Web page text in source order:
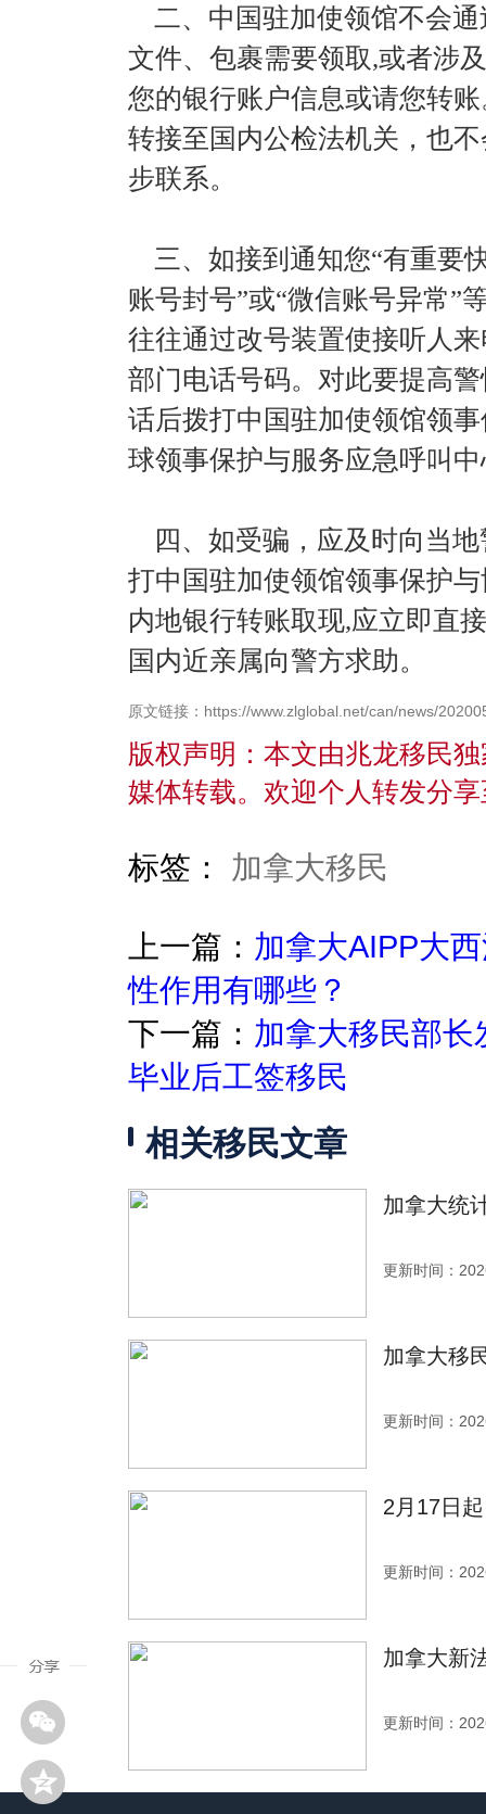
二、中国驻加使领馆不会
文件、包裹需要领取,或者涉
您的银行账户信息或请您转
转接至国内公检法机关，也
步联系。
三、如接到通知您“有重要
账号封号”或“微信账号异常”
往往通过改号装置使接听人
部门电话号码。对此要提高
话后拨打中国驻加使领馆领
球领事保护与服务应急呼叫
四、如受骗，应及时向当
打中国驻加使领馆领事保护
内地银行转账取现,应立即直
国内近亲属向警方求助。
原文链接：https://www.zlglobal.net/can/news/
版权声明：本文由兆龙移民
媒体转载。欢迎个人转发分
标签： 加拿大移民
上一篇： 加拿大AIPP大
性作用有哪些？
下一篇： 加拿大移民部
毕业后工签移民
相关移民文章
加拿大统
更新时间：
加拿大移
更新时间：
2月17日
更新时间：
加拿大新
更新时间：